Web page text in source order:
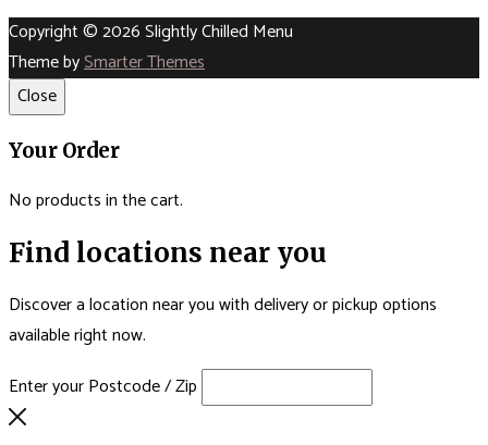
Copyright © 2026 Slightly Chilled Menu
Theme bySmarter Themes
Close
Your Order
No products in the cart.
Find locations near you
Discover a location near you with delivery or pickup options
available right now.
Enter your Postcode / Zip